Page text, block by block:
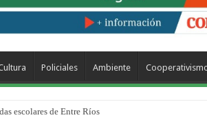
Policiales Ambiente
escolares de Entre Ríos